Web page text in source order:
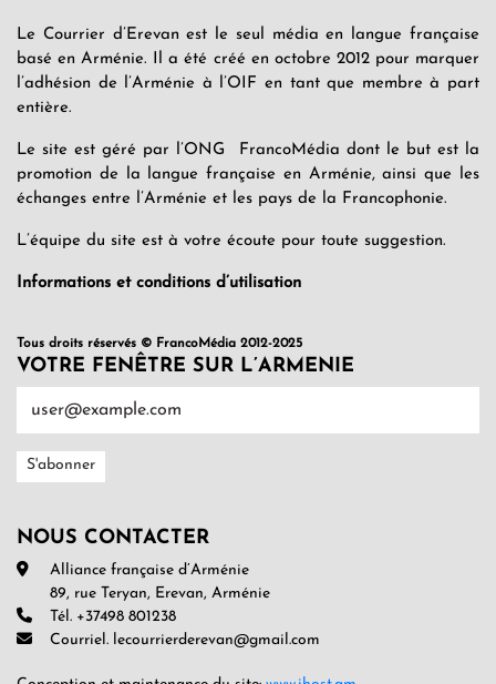
Le Courrier d’Erevan est le seul média en langue française
basé en Arménie. Il a été créé en octobre 2012 pour marquer
l’adhésion de l’Arménie à l’OIF en tant que membre à part
entière.
Le site est géré par l’ONG FrancoMédia dont le but est la
promotion de la langue française en Arménie, ainsi que les
échanges entre l’Arménie et les pays de la Francophonie.
L’équipe du site est à votre écoute pour toute suggestion.
Informations et conditions d’utilisation
Tous droits réservés © FrancoMédia 2012-2025
VOTRE FENÊTRE SUR L’ARMENIE
NOUS CONTACTER
Alliance française d’Arménie
89, rue Teryan, Erevan, Arménie
Tél. +37498 801238
Courriel. lecourrierderevan@gmail.com